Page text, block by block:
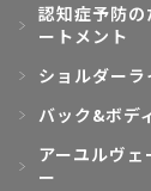
認知症予防の
ートメント
ショルダー
バック&ボデ
アーユルヴ
ー